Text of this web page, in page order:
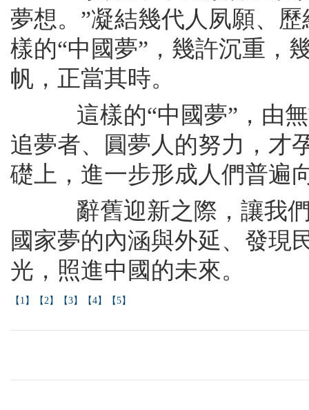
夢想。”凝結幾代人夙願、
樣的“中國夢”，幾許沉重，
帆，正當其時。
這樣的“中國夢”，由無
追夢者、圓夢人的努力，才
礎上，進一步形成人們普遍
辭舊迎新之際，讓我們
國家夢的內涵與外延、發現
光，照進中國的未來。
【1】 【2】 【3】 【4】 【5】